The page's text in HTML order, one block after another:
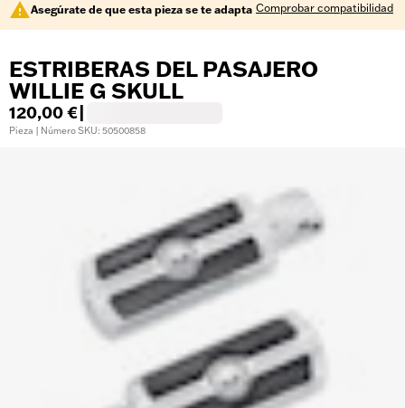
Asegúrate de que esta pieza se te adapta Comprobar compatibilidad
ESTRIBERAS DEL PASAJERO
WILLIE G SKULL
120,00 €
Pieza | Número SKU: 50500858